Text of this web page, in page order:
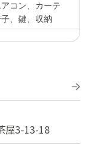
コン、カーテ
、鍵、収納
屋3-13-18